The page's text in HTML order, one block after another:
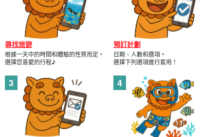
尋找旅遊
根據一天中的時間和體驗的性質而定。
選擇您喜愛的行程♪
預訂計劃
日期、人數和選項。
選擇下列選項進行套用！